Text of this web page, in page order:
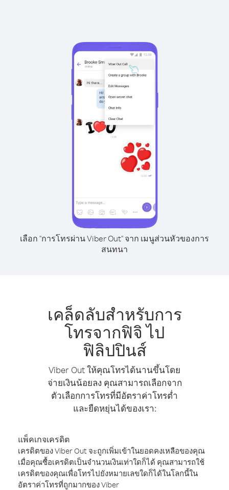
เลือก "การโทรผ่าน Viber Out" จาก เมนูส่วนหัวของการ
สนทนา
เคล็ดลับสำหรับการ
โทรจากฟิจิ ไป
ฟิลิปปินส์
Viber Out ให้คุณโทรได้นานขึ้นโดย
จ่ายเงินน้อยลง คุณสามารถเลือกจาก
ตัวเลือกการโทรที่มีอัตราค่าโทรต่ำ
และยืดหยุ่นได้ของเรา:
แพ็คเกจเครดิต
เครดิตของ Viber Out จะถูกเพิ่มเข้าในยอดคงเหลือของคุณ
เมื่อคุณซื้อเครดิตเป็นจำนวนเงินเท่าใดก็ได้ คุณสามารถใช้
เครดิตของคุณเพื่อโทรไปยังหมายเลขใดก็ได้ในโลกนี้ใน
อัตราค่าโทรที่ถูกมากของ Viber